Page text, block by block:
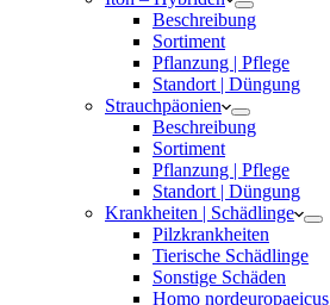
Beschreibung
Sortiment
Pflanzung | Pflege
Standort | Düngung
Strauchpäonien
Beschreibung
Sortiment
Pflanzung | Pflege
Standort | Düngung
Krankheiten | Schädlinge
Pilzkrankheiten
Tierische Schädlinge
Sonstige Schäden
Homo nordeuropaeicus